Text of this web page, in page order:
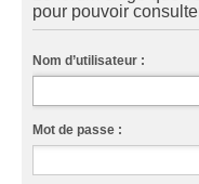
pour pouvoir
Nom d’utilisateur :
Mot de passe :